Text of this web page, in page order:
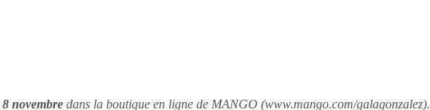
8 novembre dans la boutique en ligne de MANGO (www.mango.com/galagonzalez).